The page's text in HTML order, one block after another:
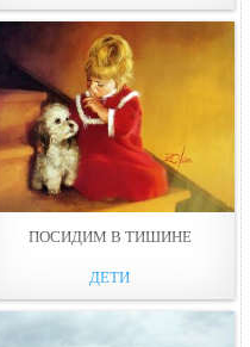
ПОСИДИМ В ТИШИНЕ
ДЕТИ